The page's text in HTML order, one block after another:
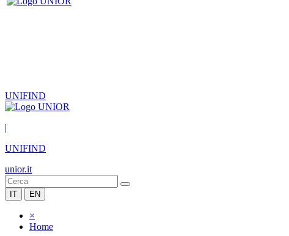
UNIFIND
|
UNIFIND
unior.it
IT EN
×
Home